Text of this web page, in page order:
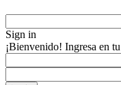
Sign in
¡Bienvenido! Ingresa en